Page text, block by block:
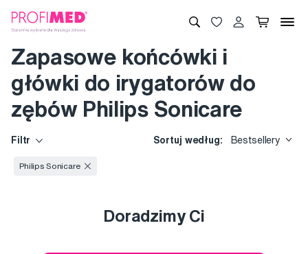
Zapasowe końcówki i
główki do irygatorów do
zębów Philips Sonicare
Filtr Sortuj według: Bestsellery
Philips Sonicare
Doradzimy Ci